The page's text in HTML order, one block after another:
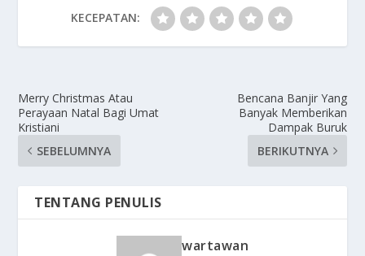
KECEPATAN:
Merry Christmas Atau
Perayaan Natal Bagi Umat
Kristiani
SEBELUMNYA
Bencana Banjir Yang
Banyak Memberikan
Dampak Buruk
BERIKUTNYA
TENTANG PENULIS
wartawan